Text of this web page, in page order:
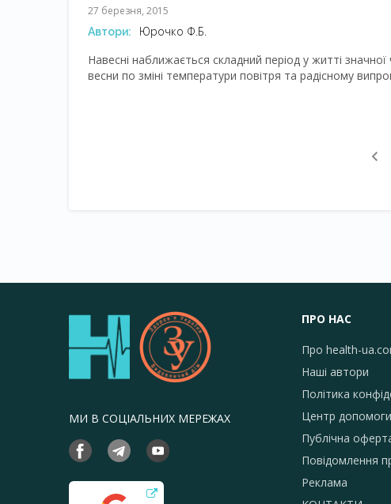
27 березня, 2015
Автори:
Юрочко Ф.Б.
Навесні наближається складний період у житті
весни по зміні температури повітря та радісному
МИ В СОЦІАЛЬНИХ МЕРЕЖАХ
ПРО НАС
Про health-
Наші автори
Політика
Центр допомоги
Публічна
Повідомлення
Реклама